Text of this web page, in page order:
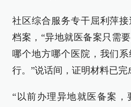
社区综合服务专干屈利萍
档案，“异地就医备案只需
哪个地方哪个医院，我们
行。”说话间，证明材料已完
“以前办理异地就医备案，